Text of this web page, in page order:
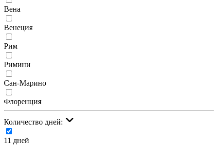
Вена
Венеция
Рим
Римини
Сан-Марино
Флоренция
Количество дней:
11 дней